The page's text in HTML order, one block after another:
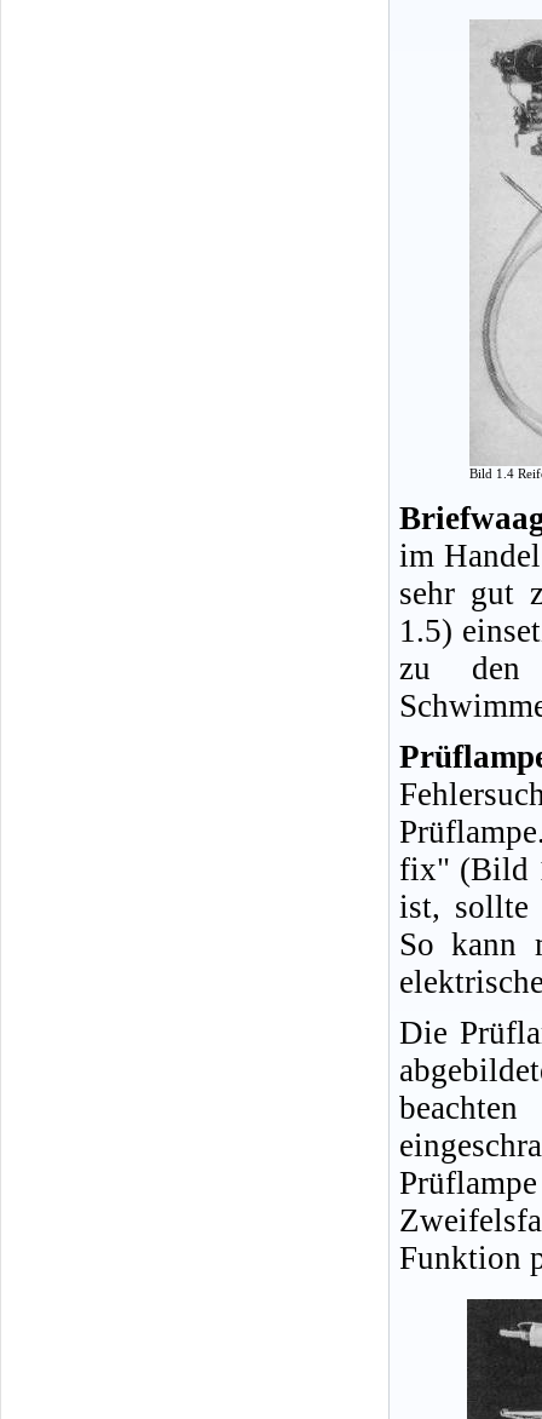
Bild 1.4
im
sehr gut
1.5)
zu den
fix" (Bild
ist, sollte
So kann
Die
Funktion